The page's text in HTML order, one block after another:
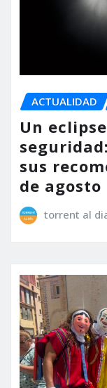
ACTUALIDAD
Un
sus
de agosto
torrent al